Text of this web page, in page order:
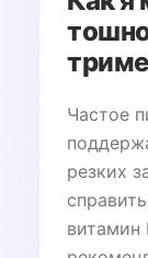
Частое
резких
витамин